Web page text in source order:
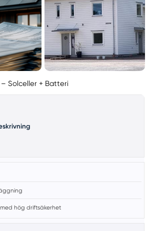
Solceller + Batteri
hög driftsäkerhet